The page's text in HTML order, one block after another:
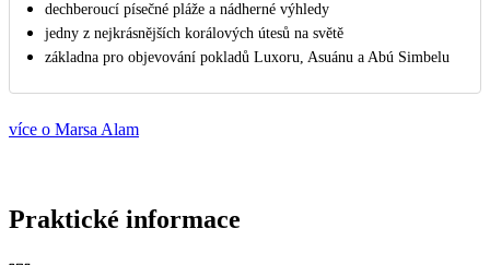
dechberoucí písečné pláže a nádherné výhledy
jedny z nejkrásnějších korálových útesů na světě
základna pro objevování pokladů Luxoru, Asuánu a Abú Simbelu
více o Marsa Alam
Praktické informace